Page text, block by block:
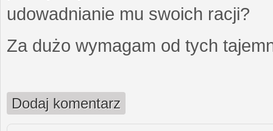
udowadnianie mu swoich racji?
Za dużo wymagam od tych
Dodaj komentarz